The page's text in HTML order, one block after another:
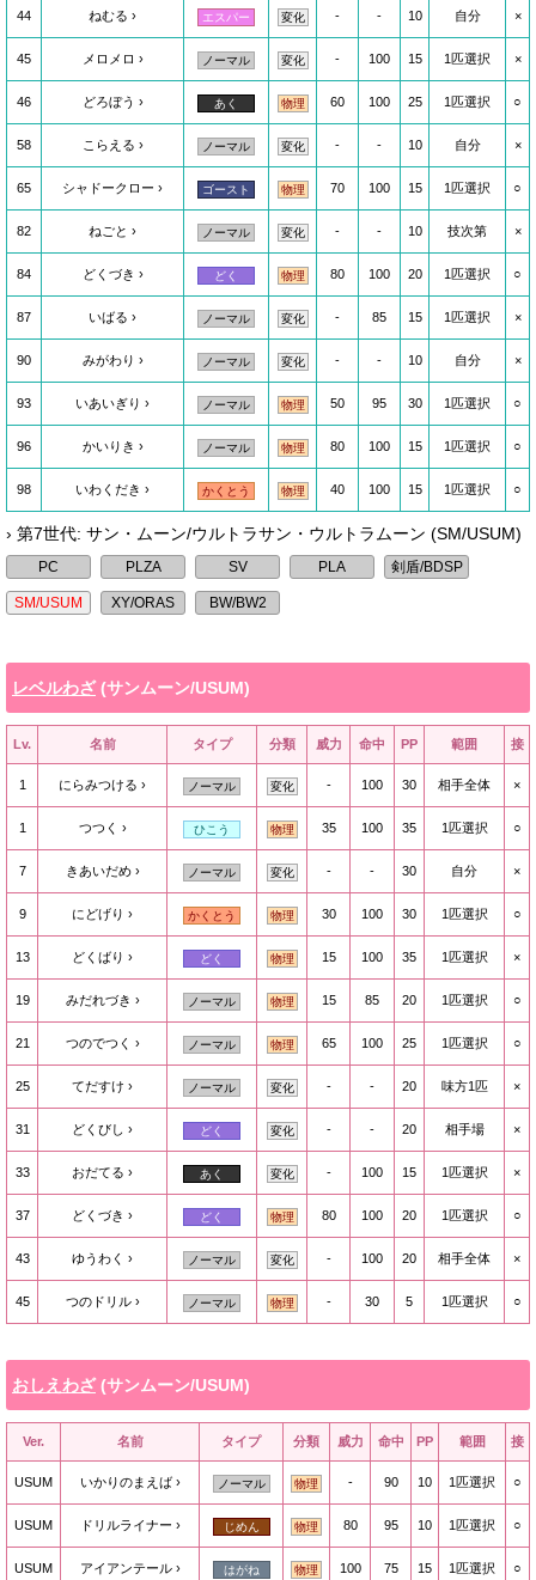
44 ねむる エスパー 変化 - - 10 自分 ×
45 メロメロ ノーマル 変化 - 100 15 1匹選択 ×
46 どろぼう あく 物理 60 100 25 1匹選択 ○
58 こらえる ノーマル 変化 - - 10 自分 ×
65 シャドークロー ゴースト 物理 70 100 15 1匹選択 ○
82 ねごと ノーマル 変化 - - 10 技次第 ×
84 どくづき どく 物理 80 100 20 1匹選択 ○
87 いばる ノーマル 変化 - 85 15 1匹選択 ×
90 みがわり ノーマル 変化 - - 10 自分 ×
93 いあいぎり ノーマル 物理 50 95 30 1匹選択 ○
96 かいりき ノーマル 物理 80 100 15 1匹選択 ○
98 いわくだき かくとう 物理 40 100 15 1匹選択 ○
› 第7世代: サン・ムーン/ウルトラサン・ウルトラムーン (SM/USUM)
レベルわざ(サンムーン/USUM)
Lv. 名前 タイプ 分類 威力 命中 PP 範囲 接
1 にらみつける ノーマル 変化 - 100 30 相手全体 ×
1 つつく ひこう 物理 35 100 35 1匹選択 ○
7 きあいだめ ノーマル 変化 - - 30 自分 ×
9 にどげり かくとう 物理 30 100 30 1匹選択 ○
13 どくばり どく 物理 15 100 35 1匹選択 ×
19 みだれづき ノーマル 物理 15 85 20 1匹選択 ○
21 つのでつく ノーマル 物理 65 100 25 1匹選択 ○
25 てだすけ ノーマル 変化 - - 20 味方1匹 ×
31 どくびし どく 変化 - - 20 相手場 ×
33 おだてる あく 変化 - 100 15 1匹選択 ×
37 どくづき どく 物理 80 100 20 1匹選択 ○
43 ゆうわく ノーマル 変化 - 100 20 相手全体 ×
45 つのドリル ノーマル 物理 - 30 5 1匹選択 ○
おしえわざ(サンムーン/USUM)
Ver. 名前 タイプ 分類 威力 命中 PP 範囲 接
USUM いかりのまえば ノーマル 物理 - 90 10 1匹選択 ○
USUM ドリルライナー じめん 物理 80 95 10 1匹選択 ○
USUM アイアンテール はがね 物理 100 75 15 1匹選択 ○